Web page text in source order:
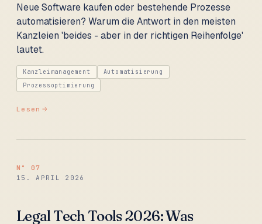
Neue Software kaufen oder bestehende Prozesse
automatisieren? Warum die Antwort in den meisten
Kanzleien 'beides - aber in der richtigen Reihenfolge'
lautet.
Kanzleimanagement
Automatisierung
Prozessoptimierung
Lesen
N° 07
15. APRIL 2026
Legal Tech Tools 2026: Was